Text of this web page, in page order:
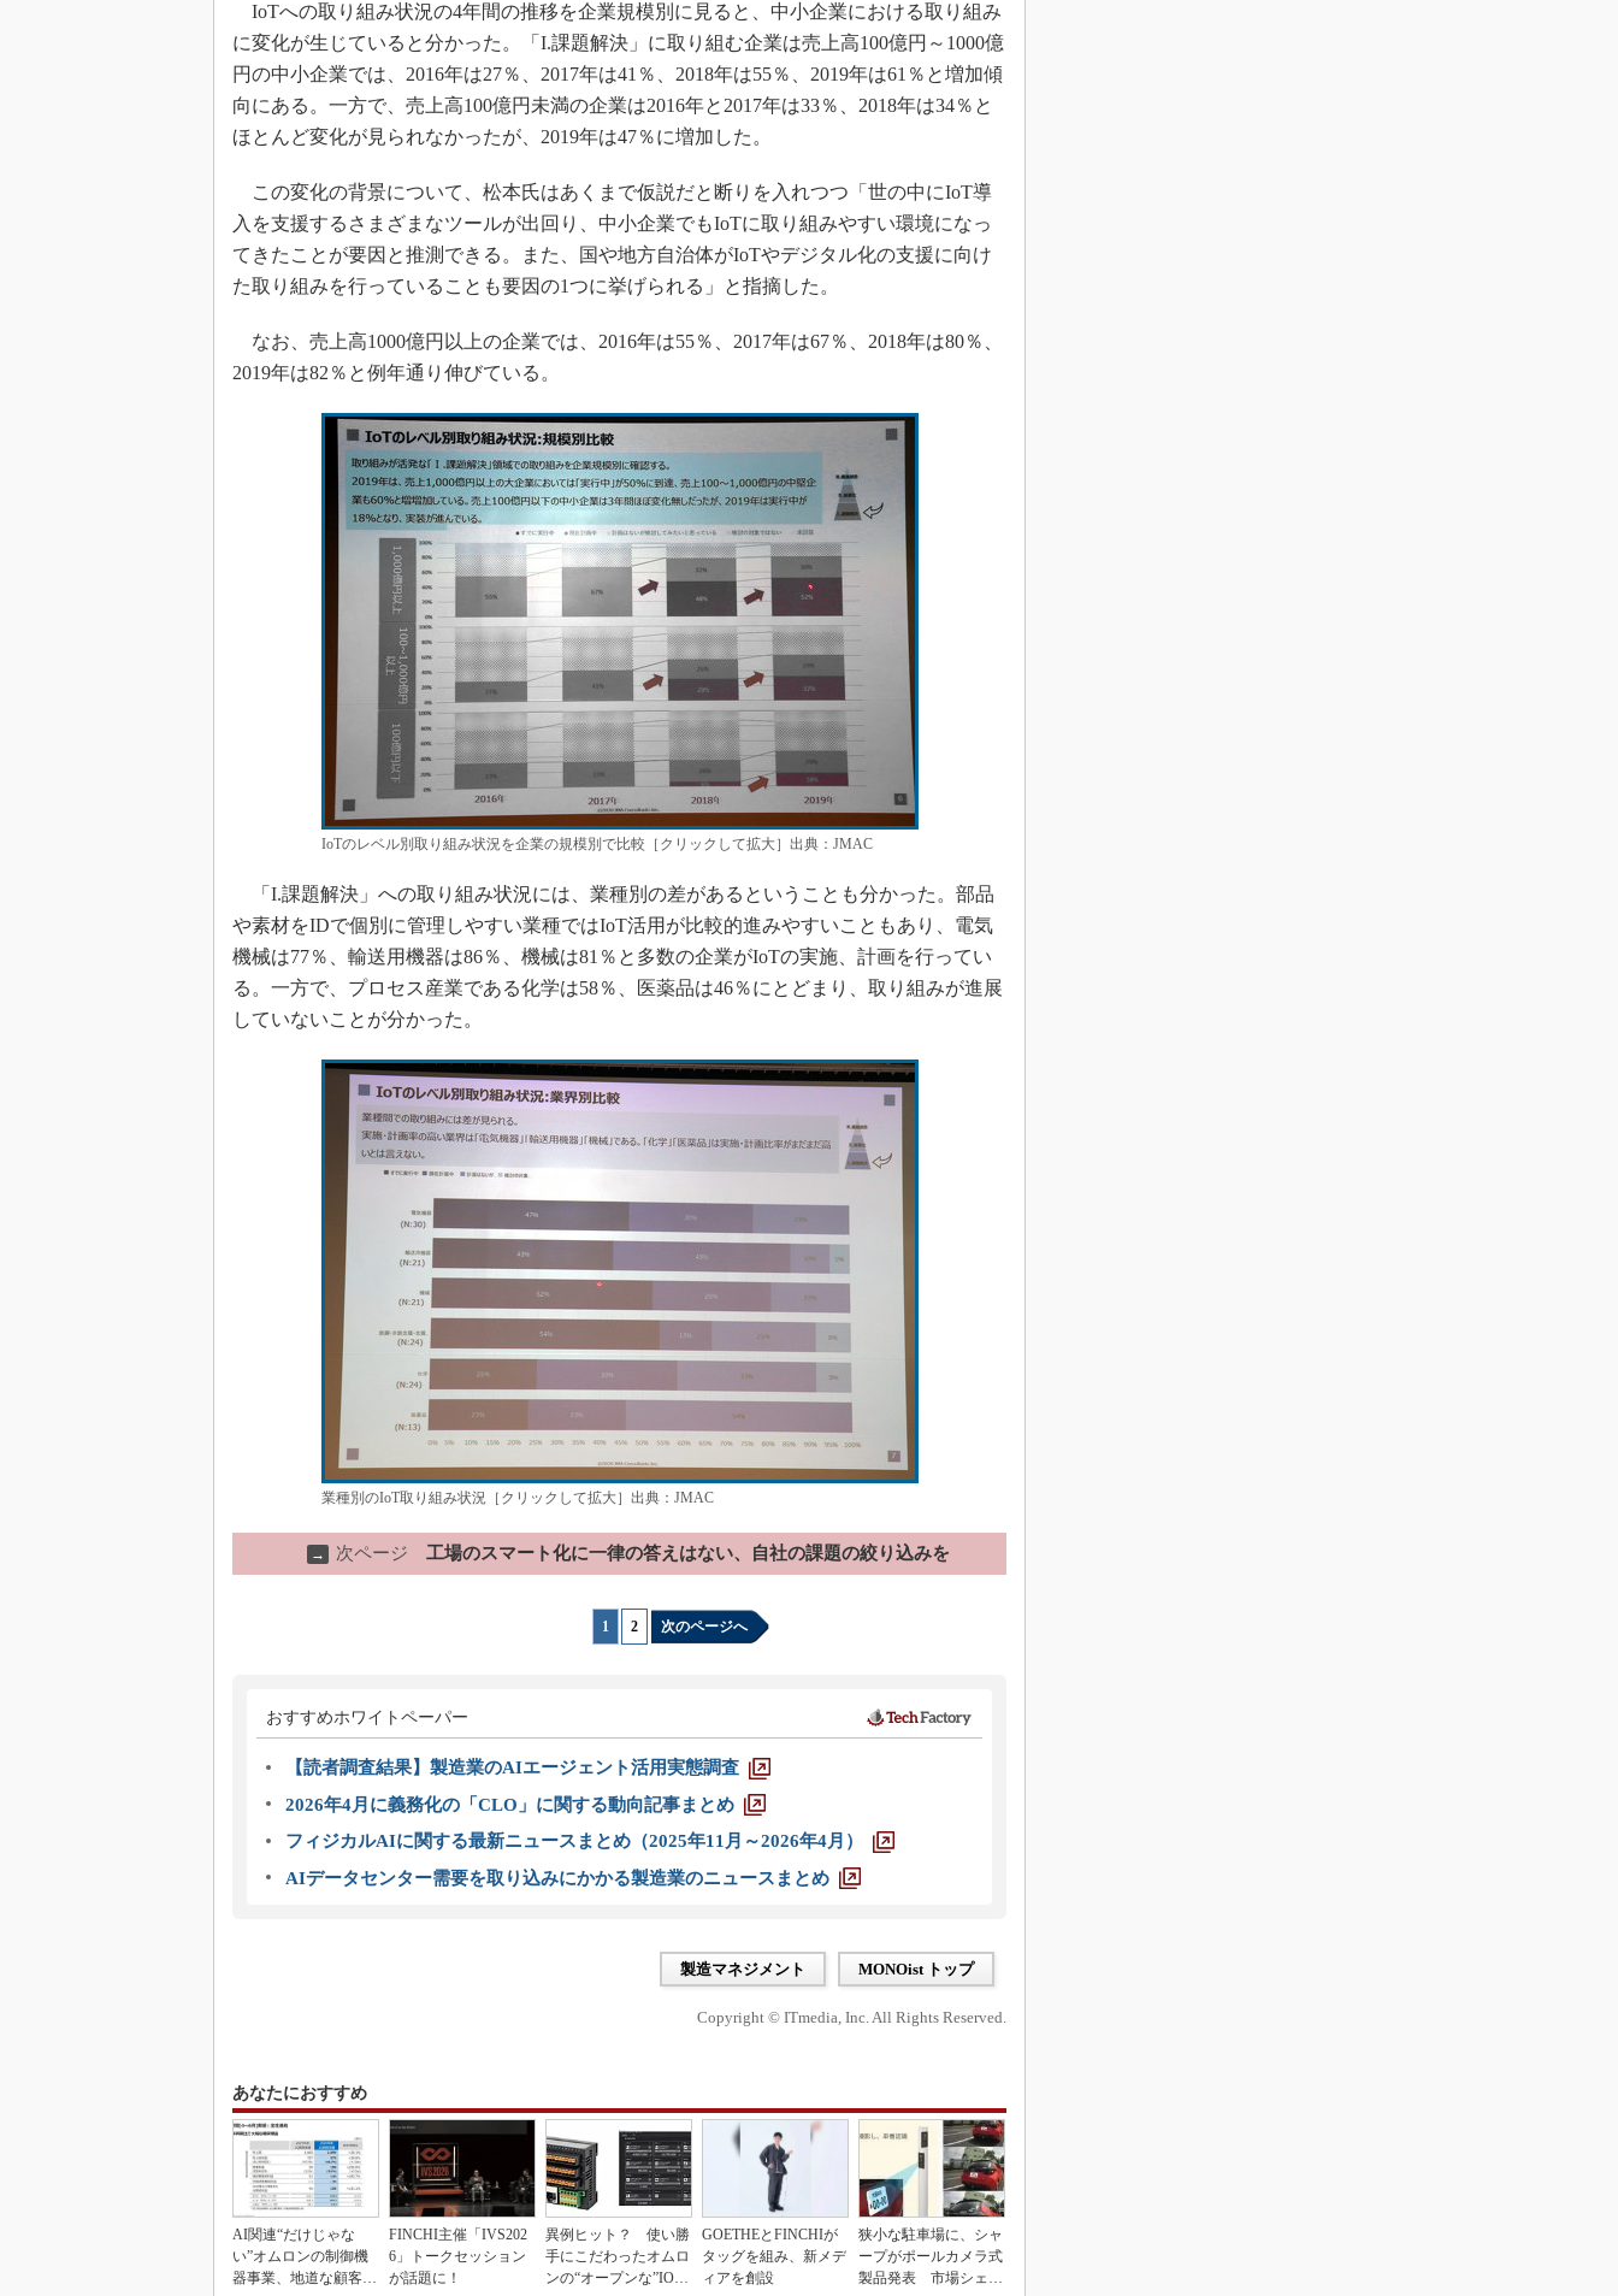
IoTへの取り組み状況の4年間の推移を企業規模別に見ると、中小企業における取り組み
に変化が生じていると分かった。「I.課題解決」に取り組む企業は売上高100億円～1000億
円の中小企業では、2016年は27％、2017年は41％、2018年は55％、2019年は61％と増加傾
向にある。一方で、売上高100億円未満の企業は2016年と2017年は33％、2018年は34％と
ほとんど変化が見られなかったが、2019年は47％に増加した。
この変化の背景について、松本氏はあくまで仮説だと断りを入れつつ「世の中にIoT導
入を支援するさまざまなツールが出回り、中小企業でもIoTに取り組みやすい環境になっ
てきたことが要因と推測できる。また、国や地方自治体がIoTやデジタル化の支援に向け
た取り組みを行っていることも要因の1つに挙げられる」と指摘した。
なお、売上高1000億円以上の企業では、2016年は55％、2017年は67％、2018年は80％、
2019年は82％と例年通り伸びている。
IoTのレベル別取り組み状況を企業の規模別で比較［クリックして拡大］出典：JMAC
「I.課題解決」への取り組み状況には、業種別の差があるということも分かった。部品
や素材をIDで個別に管理しやすい業種ではIoT活用が比較的進みやすいこともあり、電気
機械は77％、輸送用機器は86％、機械は81％と多数の企業がIoTの実施、計画を行ってい
る。一方で、プロセス産業である化学は58％、医薬品は46％にとどまり、取り組みが進展
していないことが分かった。
業種別のIoT取り組み状況［クリックして拡大］出典：JMAC
→ 次ページ 工場のスマート化に一律の答えはない、自社の課題の絞り込みを
1 2 次のページへ
おすすめホワイトペーパー
【読者調査結果】製造業のAIエージェント活用実態調査
2026年4月に義務化の「CLO」に関する動向記事まとめ
フィジカルAIに関する最新ニュースまとめ（2025年11月～2026年4月）
AIデータセンター需要を取り込みにかかる製造業のニュースまとめ
製造マネジメント MONOist トップ
Copyright © ITmedia, Inc. All Rights Reserved.
あなたにおすすめ
AI関連“だけじゃな
い”オムロンの制御機
器事業、地道な顧客基
FINCHI主催「IVS202
6」トークセッション
が話題に！
異例ヒット？ 使い勝
手にこだわったオムロ
ンの“オープンな”IO-L
GOETHEとFINCHIが
タッグを組み、新メデ
ィアを創設
狭小な駐車場に、シャ
ープがポールカメラ式
製品発表 市場シェア